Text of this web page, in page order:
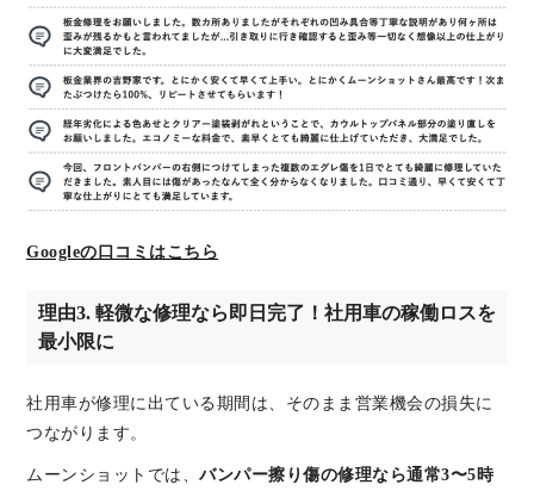
Googleの口コミはこちら
理由3. 軽微な修理なら即日完了！社用車の稼働ロスを
最小限に
社用車が修理に出ている期間は、そのまま営業機会の損失に
つながります。
ムーンショットでは、 バンパー擦り傷の修理なら通常3〜5時